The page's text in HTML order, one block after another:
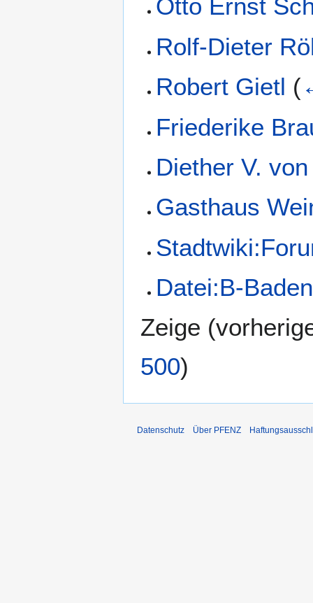
Otto Ernst
Rolf-Dieter
Robert Gietl (
Friederike
Diether V.
Gasthaus
Datei:B-
Zeige (
500)
Datenschutz Über PFENZ